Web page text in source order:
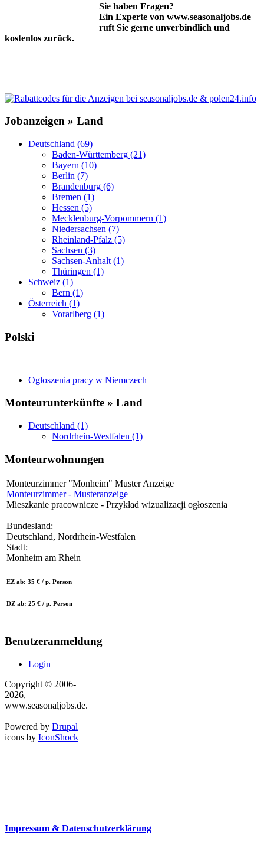
Sie haben Fragen?
Ein Experte von www.seasonaljobs.de
ruft Sie gerne unverbindlich und
kostenlos zurück.
Jobanzeigen » Land
Deutschland (69)
Baden-Württemberg (21)
Bayern (10)
Berlin (7)
Brandenburg (6)
Bremen (1)
Hessen (5)
Mecklenburg-Vorpommern (1)
Niedersachsen (7)
Rheinland-Pfalz (5)
Sachsen (3)
Sachsen-Anhalt (1)
Thüringen (1)
Schweiz (1)
Bern (1)
Österreich (1)
Vorarlberg (1)
Polski
Ogłoszenia pracy w Niemczech
Monteurunterkünfte » Land
Deutschland (1)
Nordrhein-Westfalen (1)
Monteurwohnungen
Monteurzimmer "Monheim" Muster Anzeige
Monteurzimmer - Musteranzeige
Mieszkanie pracownicze - Przykład wizualizacji ogłoszenia
Bundesland:
Deutschland, Nordrhein-Westfalen
Stadt:
Monheim am Rhein
EZ ab: 35 € / p. Person
DZ ab: 25 € / p. Person
Benutzeranmeldung
Login
Copyright © 2006-
2026,
www.seasonaljobs.de.
Powered by Drupal
icons by IconShock
Impressum & Datenschutzerklärung